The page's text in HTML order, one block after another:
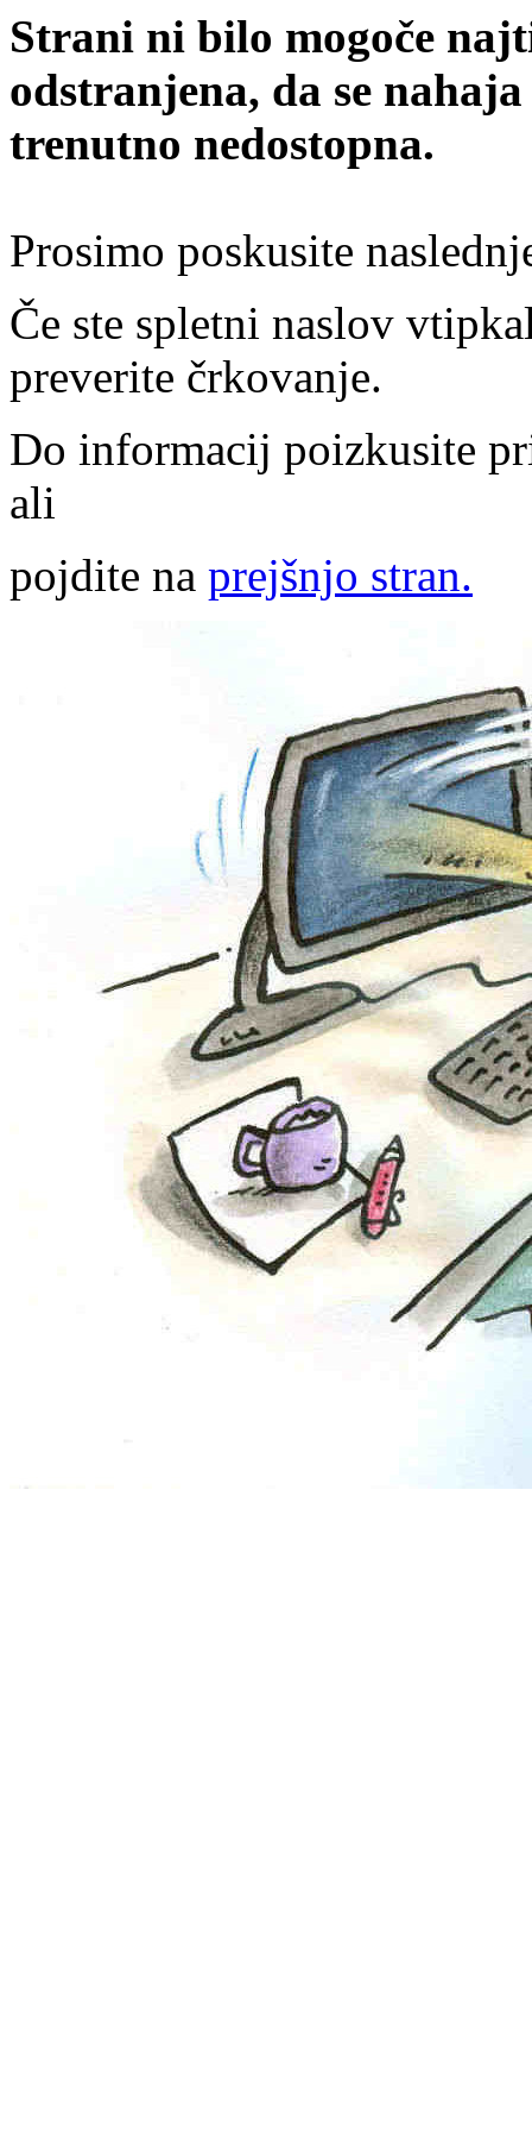
Strani ni bilo mogoče
odstranjena, da se
trenutno nedostopna.
Prosimo poskusite
Če ste spletni naslov
preverite črkovanje.
Do informacij poizkusite
ali
pojdite na prejšnjo stran.